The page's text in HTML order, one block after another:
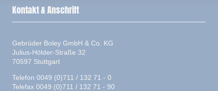
Kontakt & Anschrift
Gebrüder Boley GmbH & Co. KG
Julius-Hölder-Straße 32
70597 Stuttgart
Telefon 0049 (0)711 / 132 71 - 0
Telefax 0049 (0)711 / 132 71 - 90